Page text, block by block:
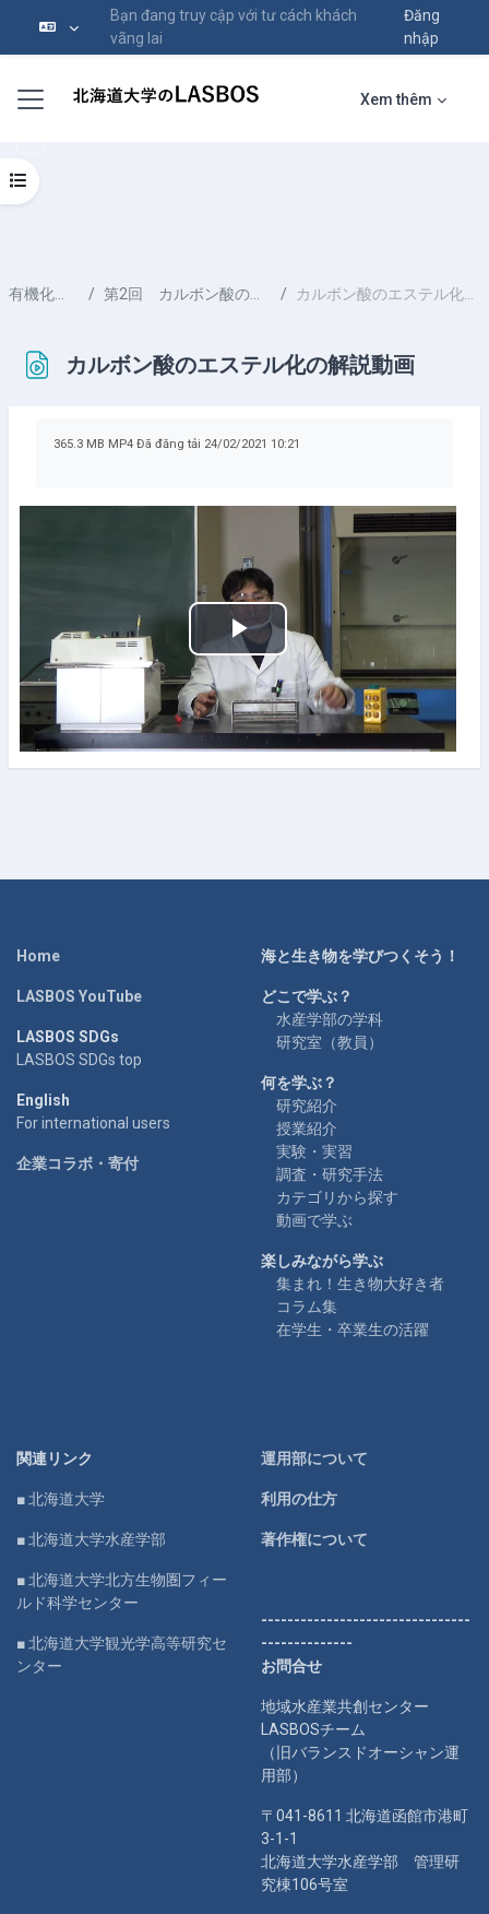
Bạn đang truy cập với tư cách khách
vãng lai
Đăng
nhập
Bảng điều khiển cạnh Xem thêm
有機化学実験 第2回 カルボン酸のエステル化 カルボン酸のエステル化の解説動画
カルボン酸のエステル化の解説動画
Mở chỉ số ngăn của khóa học
365.3 MB MP4 Đã đăng tải 24/02/2021 10:21
P
h
á
Home
LASBOS YouTube
LASBOS SDGs
LASBOS SDGs top
English
For international users
企業コラボ・寄付
海と生き物を学びつくそう！
どこで学ぶ？
水産学部の学科
研究室（教員）
何を学ぶ？
研究紹介
授業紹介
実験・実習
調査・研究手法
カテゴリから探す
動画で学ぶ
楽しみながら学ぶ
集まれ！生き物大好き者
コラム集
在学生・卒業生の活躍
関連リンク
■ 北海道大学
■ 北海道大学水産学部
■ 北海道大学北方生物圏フィー
ルド科学センター
■ 北海道大学観光学高等研究セ
ンター
運用部について
利用の仕方
著作権について
--------------------------------
--------------
お問合せ
地域水産業共創センター
LASBOSチーム
（旧バランスドオーシャン運
用部）
〒041-8611 北海道函館市港町
3-1-1
北海道大学水産学部 管理研
究棟106号室